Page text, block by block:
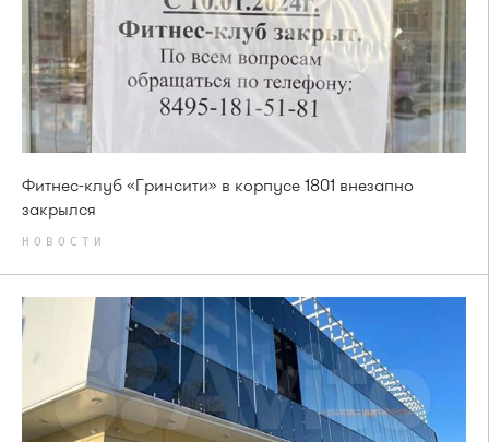
Фитнес-клуб «Гринсити» в корпусе 1801 внезапно
закрылся
НОВОСТИ